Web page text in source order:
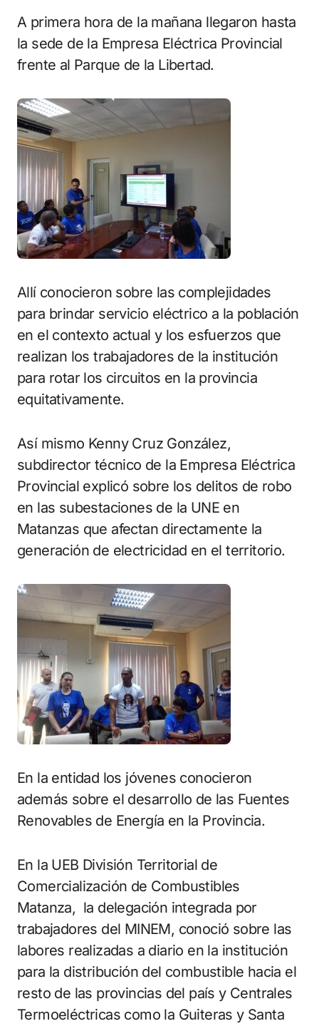
A primera hora de la mañana llegaron hasta
la sede de la Empresa Eléctrica Provincial
frente al Parque de la Libertad.
Allí conocieron sobre las complejidades
para brindar servicio eléctrico a la población
en el contexto actual y los esfuerzos que
realizan los trabajadores de la institución
para rotar los circuitos en la provincia
equitativamente.
Así mismo Kenny Cruz González,
subdirector técnico de la Empresa Eléctrica
Provincial explicó sobre los delitos de robo
en las subestaciones de la UNE en
Matanzas que afectan directamente la
generación de electricidad en el territorio.
En la entidad los jóvenes conocieron
además sobre el desarrollo de las Fuentes
Renovables de Energía en la Provincia.
En la UEB División Territorial de
Comercialización de Combustibles
Matanza, la delegación integrada por
trabajadores del MINEM, conoció sobre las
labores realizadas a diario en la institución
para la distribución del combustible hacia el
resto de las provincias del país y Centrales
Termoeléctricas como la Guiteras y Santa